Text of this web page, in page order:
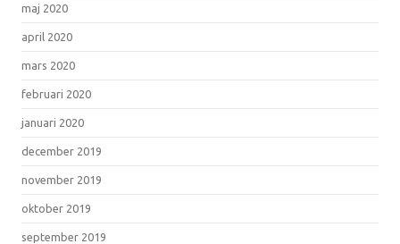
maj 2020
april 2020
mars 2020
februari 2020
januari 2020
december 2019
november 2019
oktober 2019
september 2019